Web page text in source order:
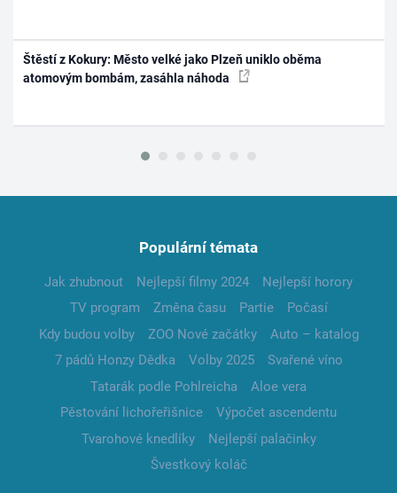
Štěstí z Kokury: Město velké jako Plzeň uniklo oběma
atomovým bombám, zasáhla náhoda
Populární témata
Jak zhubnout Nejlepší filmy 2024
Nejlepší horory
TV program
Změna času Partie
Počasí
Kdy budou volby
ZOO Nové začátky
Auto – katalog
7 pádů Honzy Dědka
Volby 2025
Svařené víno
Tatarák podle Pohlreicha
Aloe vera
Pěstování lichořeřišnice
Výpočet ascendentu
Tvarohové knedlíky
Nejlepší palačinky
Švestkový koláč